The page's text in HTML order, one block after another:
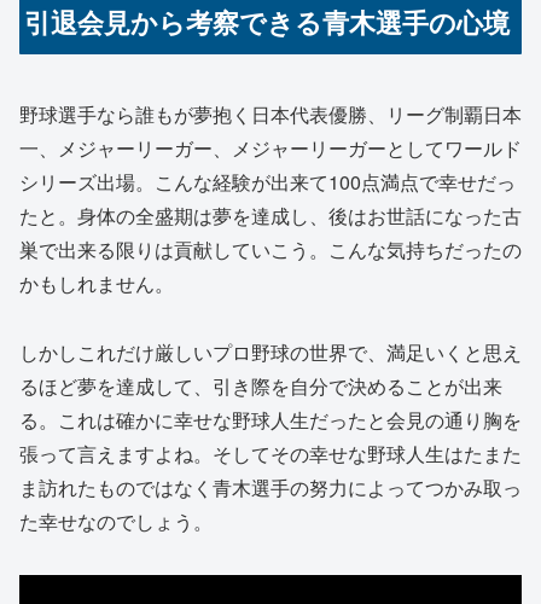
引退会見から考察できる青木選手の心境
野球選手なら誰もが夢抱く日本代表優勝、リーグ制覇日本
一、メジャーリーガー、メジャーリーガーとしてワールド
シリーズ出場。こんな経験が出来て100点満点で幸せだっ
たと。身体の全盛期は夢を達成し、後はお世話になった古
巣で出来る限りは貢献していこう。こんな気持ちだったの
かもしれません。
しかしこれだけ厳しいプロ野球の世界で、満足いくと思え
るほど夢を達成して、引き際を自分で決めることが出来
る。これは確かに幸せな野球人生だったと会見の通り胸を
張って言えますよね。そしてその幸せな野球人生はたまた
ま訪れたものではなく青木選手の努力によってつかみ取っ
た幸せなのでしょう。